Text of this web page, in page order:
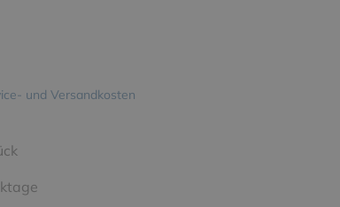
und Versandkosten